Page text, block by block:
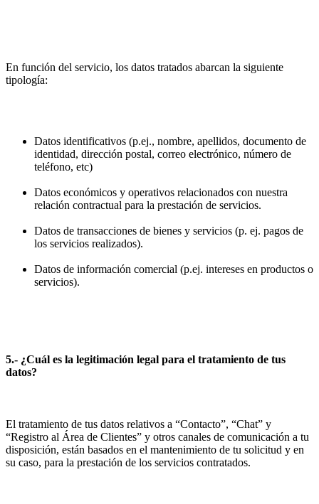
En función del servicio, los datos tratados abarcan la siguiente
tipología:
Datos identificativos (p.ej., nombre, apellidos, documento de
identidad, dirección postal, correo electrónico, número de
teléfono, etc)
Datos económicos y operativos relacionados con nuestra
relación contractual para la prestación de servicios.
Datos de transacciones de bienes y servicios (p. ej. pagos de
los servicios realizados).
Datos de información comercial (p.ej. intereses en productos o
servicios).
5.- ¿Cuál es la legitimación legal para el tratamiento de tus
datos?
El tratamiento de tus datos relativos a “Contacto”, “Chat” y
“Registro al Área de Clientes” y otros canales de comunicación a tu
disposición, están basados en el mantenimiento de tu solicitud y en
su caso, para la prestación de los servicios contratados.